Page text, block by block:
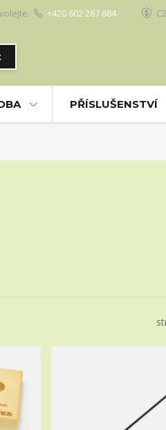
+420 602 267 684
PŘÍSLUŠENSTVÍ